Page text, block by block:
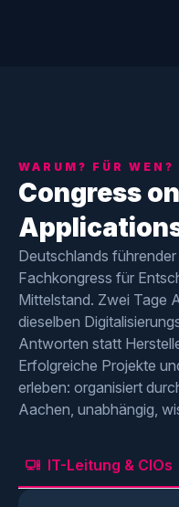
WARUM? FÜR WEN?
Congress
Deutschlands
Fachkongress für
Mittelstand. Zwei Tage
dieselben
Antworten statt
Erfolgreiche Projekte
erleben: organisiert
Aachen, unabhängig,
IT-Leitung & CIOs